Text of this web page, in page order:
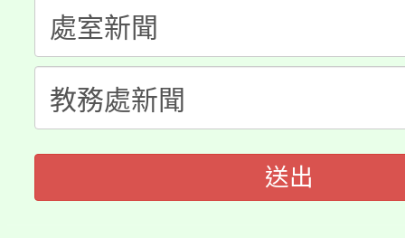
心理、諮商輔導、社會
系所師生報名參加。
門員」簡章及活動海報
踴躍報名參加。
要點
「桃園市補助參觀特色
展演活動實施計畫」
115年度「教育部表揚
義教育推展貢獻獎」
送出